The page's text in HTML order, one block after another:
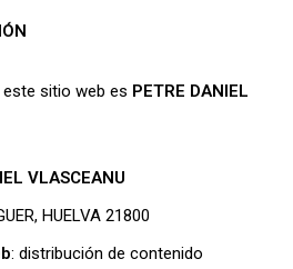
sitio web es PETRE DANIEL
VLASCEANU
HUELVA 21800
: distribución de contenido